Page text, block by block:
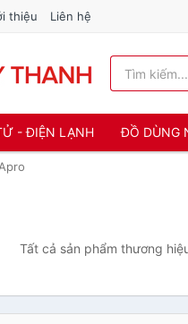
thiệu Liên hệ
- ĐIỆN LẠNH ĐỒ DÙNG
Apro
Tất cả sản phẩm thương